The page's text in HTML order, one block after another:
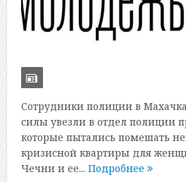
Сотрудники полиции в
силы увезли в отдел полиции
которые пытались помешать
кризисной квартиры для
Чечни и ее... Подробнее